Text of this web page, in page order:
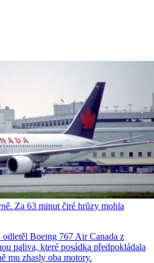
Za 63 minut čiré hrůzy mohla
Boeing 767 Air Canada z
paliva, které posádka předpokládala
mu zhasly oba motory.